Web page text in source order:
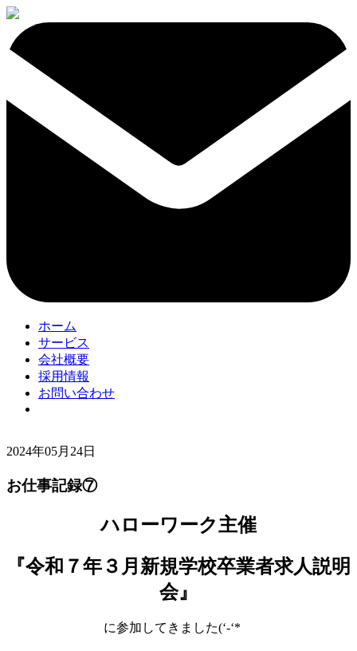
ホーム
サービス
会社概要
採用情報
お問い合わせ
2024年05月24日
お仕事記録⑦
ハローワーク主催
『令和７年３月新規学校卒業者求人説明
会』
に参加してきました(‘-‘*ゞ